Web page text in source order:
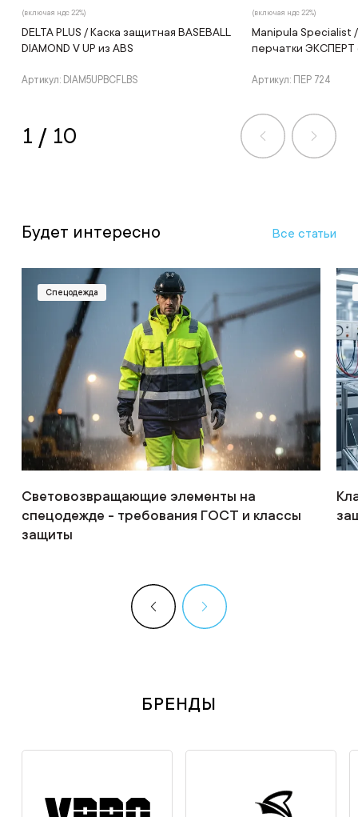
(включая ндс 22%)
DELTA PLUS / Каска защитная BASEBALL
DIAMOND V UP из ABS
Артикул: DIAM5UPBCFLBS
(включая ндс 22%)
Manipula Specialist
перчатки ЭКСПЕРТ
Артикул: ПЕР 724
1 / 10
Будет интересно Все статьи
Спецодежда
Световозвращающие элементы на
спецодежде - требования ГОСТ и классы
защиты
БРЕНДЫ